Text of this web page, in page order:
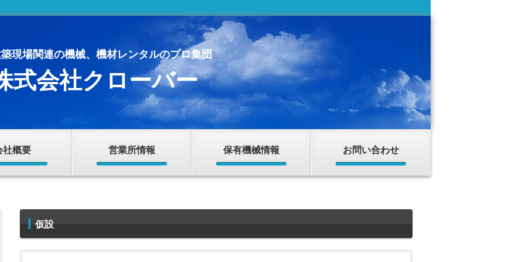
現場関連の機械、機材レンタルのプロ集団
式会社クローバー
社概要 営業所情報 保有機械情報 お問い合わせ
仮設